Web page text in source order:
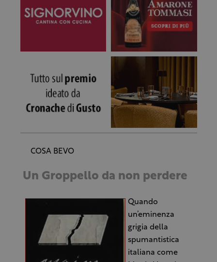
COSA BEVO
Un Groppello da non perdere
Quando
un’eminenza
grigia della
spumantistica
italiana come